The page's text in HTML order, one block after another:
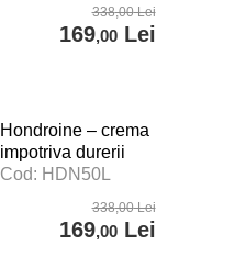
impotriva stresului –
338,00Lei
169,00Lei
Hondroine – crema
impotriva durerii
articulare – 50 ml
Cod: HDN50L
338,00Lei
169,00Lei